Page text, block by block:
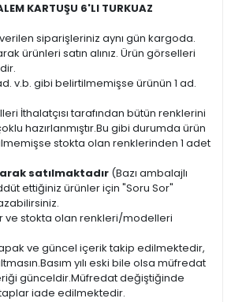
KARTUŞU 6'LI TURKUAZ
siparişleriniz aynı gün kargoda.
ürünleri satın alınız. Ürün görselleri
v.b. gibi belirtilmemişse ürünün 1 ad.
İthalatçısı tarafından bütün renklerini
hazırlanmıştır.Bu gibi durumda ürün
stokta olan renklerinden 1 adet
satılmaktadır (Bazı ambalajlı
ettiğiniz ürünler için "Soru Sor"
ve stokta olan renkleri/modelleri
ve güncel içerik takip edilmektedir,
yılı eski bile olsa müfredat
günceldir.Müfredat değiştiğinde
iade edilmektedir.